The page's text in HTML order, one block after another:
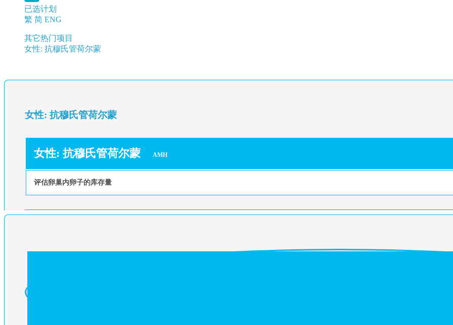
已选计划
繁 简 ENG
其它热门项目
女性: 抗穆氏管荷尔蒙
女性: 抗穆氏管荷尔蒙
女性: 抗穆氏管荷尔蒙 AMH
评估卵巢内卵子的库存量